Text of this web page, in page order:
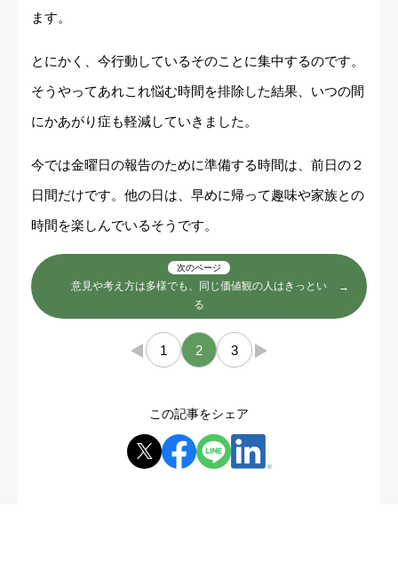
ます。
とにかく、今行動しているそのことに集中するのです。
そうやってあれこれ悩む時間を排除した結果、いつの間
にかあがり症も軽減していきました。
今では金曜日の報告のために準備する時間は、前日の２
日間だけです。他の日は、早めに帰って趣味や家族との
時間を楽しんでいるそうです。
次のページ
意見や考え方は多様でも、同じ価値観の人はきっとい
る
← 1 2 3 →
この記事をシェア